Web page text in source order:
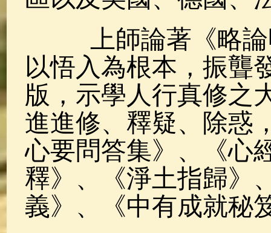
上師論著《略論
以悟入為根本，振聾
版，示學人行真修之
進進修、釋疑、除惑
心要問答集》、《心
釋》、《淨土指歸》
義》、《中有成就秘